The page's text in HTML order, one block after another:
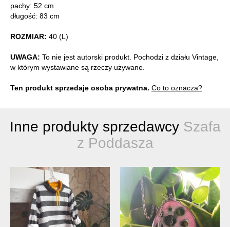
pachy: 52 cm
długość: 83 cm
ROZMIAR: 40 (L)
UWAGA: To nie jest autorski produkt. Pochodzi z działu Vintage,
w którym wystawiane są rzeczy używane.
Ten produkt sprzedaje osoba prywatna. Co to oznacza?
Inne produkty sprzedawcy Szafa
z Poddasza